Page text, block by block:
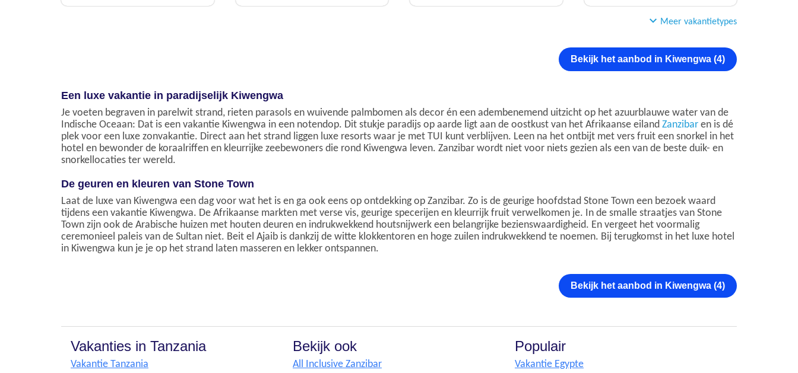
Meer vakantietypes
Bekijk het aanbod in Kiwengwa (4)
Een luxe vakantie in paradijselijk Kiwengwa
Je voeten begraven in parelwit strand, rieten parasols en wuivende palmbomen als decor én een adembenemend uitzicht op het azuurblauwe water van de
Indische Oceaan: Dat is een vakantie Kiwengwa in een notendop. Dit stukje paradijs op aarde ligt aan de oostkust van het Afrikaanse eiland Zanzibar en is dé
plek voor een luxe zonvakantie. Direct aan het strand liggen luxe resorts waar je met TUI kunt verblijven. Leen na het ontbijt met vers fruit een snorkel in het
hotel en bewonder de koraalriffen en kleurrijke zeebewoners die rond Kiwengwa leven. Zanzibar wordt niet voor niets gezien als een van de beste duik- en
snorkellocaties ter wereld.
De geuren en kleuren van Stone Town
Laat de luxe van Kiwengwa een dag voor wat het is en ga ook eens op ontdekking op Zanzibar. Zo is de geurige hoofdstad Stone Town een bezoek waard
tijdens een vakantie Kiwengwa. De Afrikaanse markten met verse vis, geurige specerijen en kleurrijk fruit verwelkomen je. In de smalle straatjes van Stone
Town zijn ook de Arabische huizen met houten deuren en indrukwekkend houtsnijwerk een belangrijke bezienswaardigheid. En vergeet het voormalig
ceremonieel paleis van de Sultan niet. Beit el Ajaib is dankzij de witte klokkentoren en hoge zuilen indrukwekkend te noemen. Bij terugkomst in het luxe hotel
in Kiwengwa kun je je op het strand laten masseren en lekker ontspannen.
Bekijk het aanbod in Kiwengwa (4)
Vakanties in Tanzania
Vakantie Tanzania
Bekijk ook
All Inclusive Zanzibar
Populair
Vakantie Egypte